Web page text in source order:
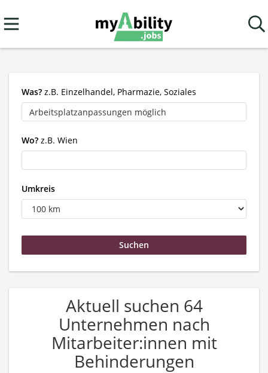
Was? z.B. Einzelhandel, Pharmazie, Soziales
Wo? z.B. Wien
Umkreis
Aktuell suchen 64
Unternehmen nach
Mitarbeiter:innen mit
Behinderungen